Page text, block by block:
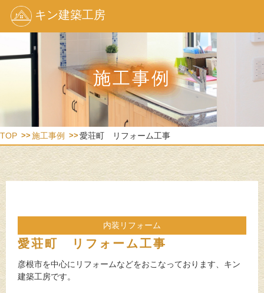
キン建築工房
施工事例
TOP 施工事例 愛荘町 リフォーム工事
内装リフォーム
愛荘町 リフォーム工事
彦根市を中心にリフォームなどをおこなっております、キン
建築工房です。